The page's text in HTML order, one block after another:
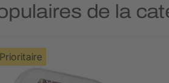
de la
Prioritaire